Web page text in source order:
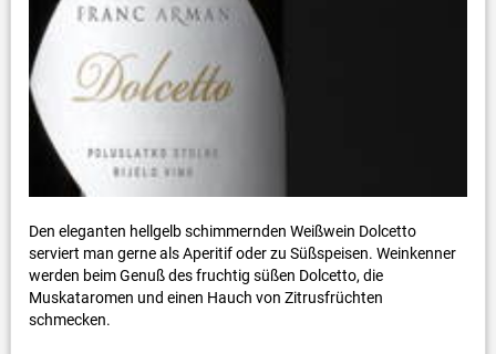
Den eleganten hellgelb schimmernden Weißwein Dolcetto
serviert man gerne als Aperitif oder zu Süßspeisen. Weinkenner
werden beim Genuß des fruchtig süßen Dolcetto, die
Muskataromen und einen Hauch von Zitrusfrüchten
schmecken.